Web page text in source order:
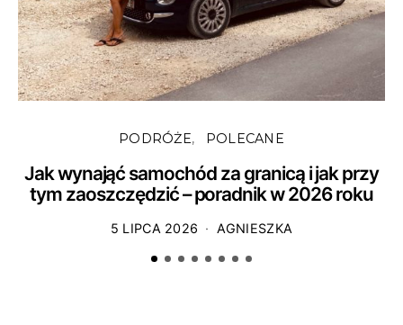
PODRÓŻE POLECANE
Jak wynająć samochód za granicą i jak przy
tym zaoszczędzić – poradnik w 2026 roku
5 LIPCA 2026 AGNIESZKA